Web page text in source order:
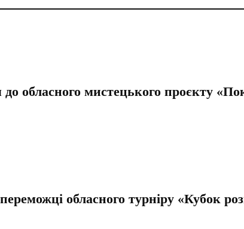
обласного мистецького проєкту
обласного турніру «Кубок